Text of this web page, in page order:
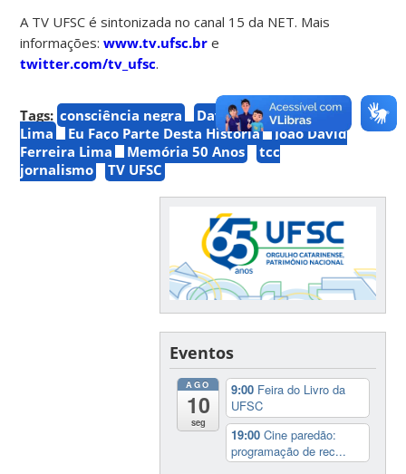
A TV UFSC é sintonizada no canal 15 da NET. Mais
informações:www.tv.ufsc.br e
twitter.com/tv_ufsc.
Tags: consciência negra
David Ferreira
Lima
Eu Faço Parte Desta História
João David
Ferreira Lima
Memória 50 Anos
tcc
jornalismo
TV UFSC
Eventos
AGO
10
seg
9:00 Feira do Livro da
UFSC
19:00Cine paredão:
programação de rec...